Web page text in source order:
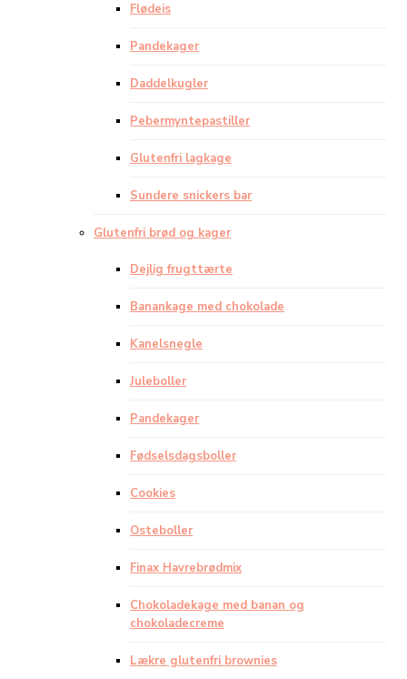
Flødeis
Pandekager
Daddelkugler
Pebermyntepastiller
Glutenfri lagkage
Sundere snickers bar
Glutenfri brød og kager
Dejlig frugttærte
Banankage med chokolade
Kanelsnegle
Juleboller
Pandekager
Fødselsdagsboller
Cookies
Osteboller
Finax Havrebrødmix
Chokoladekage med banan og
chokoladecreme
Lækre glutenfri brownies